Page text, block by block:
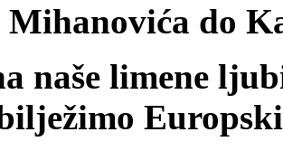
do
naše limene